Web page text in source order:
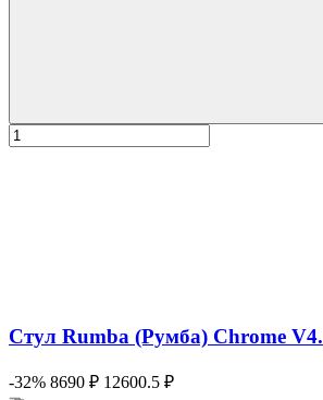
Стул Rumba (Румба) Chrome V4.
-32% 8690 ₽ 12600.5 ₽